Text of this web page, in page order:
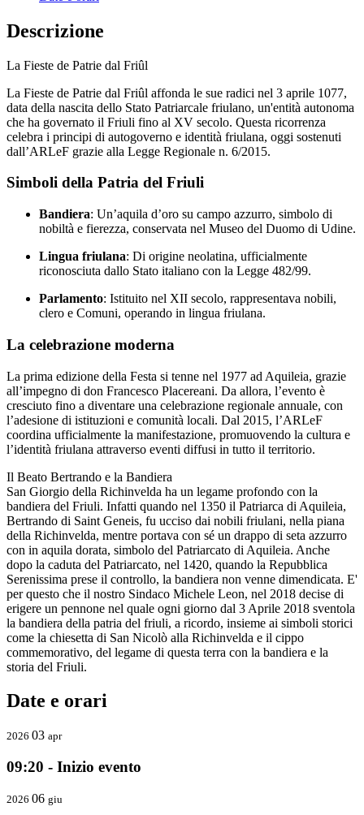
Descrizione
La Fieste de Patrie dal Friûl
La Fieste de Patrie dal Friûl affonda le sue radici nel 3 aprile 1077,
data della nascita dello Stato Patriarcale friulano, un'entità autonoma
che ha governato il Friuli fino al XV secolo. Questa ricorrenza
celebra i principi di autogoverno e identità friulana, oggi sostenuti
dall’ARLeF grazie alla Legge Regionale n. 6/2015.
Simboli della Patria del Friuli
Bandiera: Un’aquila d’oro su campo azzurro, simbolo di
nobiltà e fierezza, conservata nel Museo del Duomo di Udine.
Lingua friulana: Di origine neolatina, ufficialmente
riconosciuta dallo Stato italiano con la Legge 482/99.
Parlamento: Istituito nel XII secolo, rappresentava nobili,
clero e Comuni, operando in lingua friulana.
La celebrazione moderna
La prima edizione della Festa si tenne nel 1977 ad Aquileia, grazie
all’impegno di don Francesco Placereani. Da allora, l’evento è
cresciuto fino a diventare una celebrazione regionale annuale, con
l’adesione di istituzioni e comunità locali. Dal 2015, l’ARLeF
coordina ufficialmente la manifestazione, promuovendo la cultura e
l’identità friulana attraverso eventi diffusi in tutto il territorio.
Il Beato Bertrando e la Bandiera
San Giorgio della Richinvelda ha un legame profondo con la
bandiera del Friuli. Infatti quando nel 1350 il Patriarca di Aquileia,
Bertrando di Saint Geneis, fu ucciso dai nobili friulani, nella piana
della Richinvelda, mentre portava con sé un drappo di seta azzurro
con in aquila dorata, simbolo del Patriarcato di Aquileia. Anche
dopo la caduta del Patriarcato, nel 1420, quando la Repubblica
Serenissima prese il controllo, la bandiera non venne dimendicata. E'
per questo che il nostro Sindaco Michele Leon, nel 2018 decise di
erigere un pennone nel quale ogni giorno dal 3 Aprile 2018 sventola
la bandiera della patria del friuli, a ricordo, insieme ai simboli storici
come la chiesetta di San Nicolò alla Richinvelda e il cippo
commemorativo, del legame di questa terra con la bandiera e la
storia del Friuli.
Date e orari
2026 03 apr
09:20 - Inizio evento
2026 06 giu